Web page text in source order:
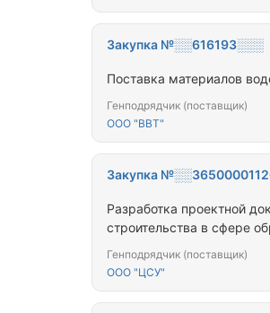
Закупка №░░616193░░░
Поставка материалов
Генподрядчик (поставщик)
ООО "ВВТ"
Закупка
Разработка проектной
строительства в сфере
Генподрядчик (поставщик)
ООО "ЦСУ"